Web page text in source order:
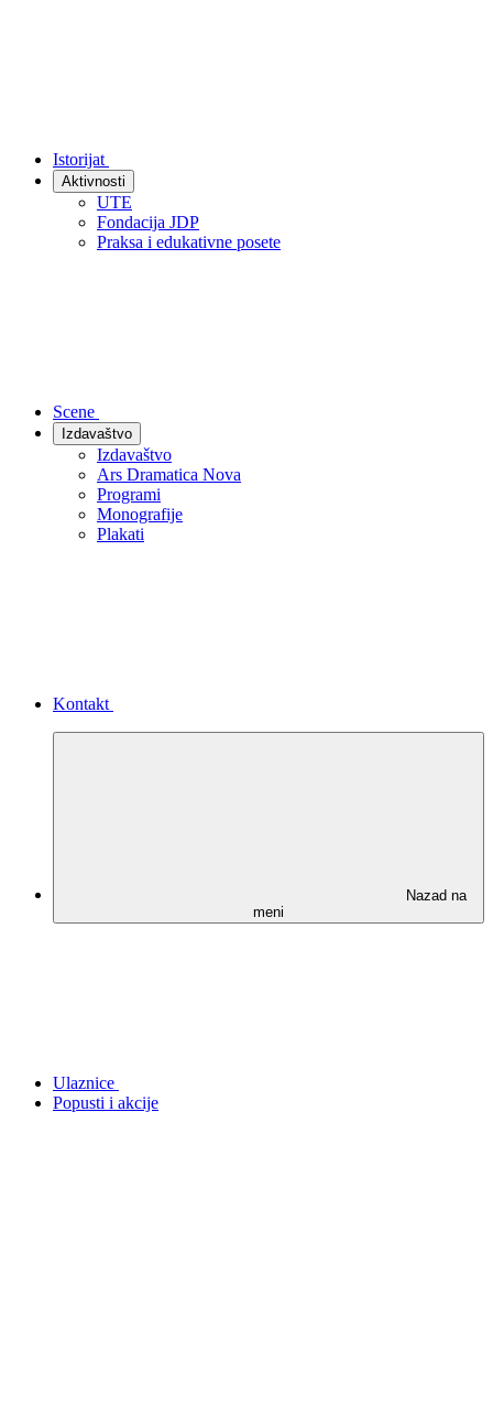
Istorijat
Aktivnosti
UTE
Fondacija JDP
Praksa i edukativne posete
Scene
Izdavaštvo
Izdavaštvo
Ars Dramatica Nova
Programi
Monografije
Plakati
Kontakt
Nazad na
meni
Ulaznice
Popusti i akcije